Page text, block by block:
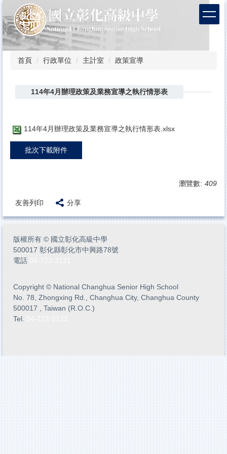
到
主
要
內
首頁 行政單位 主計室 政策宣導
114年4月辦理政策及業務宣導之執行情形表
114年4月辦理政策及業務宣導之執行情形表.xlsx
批次下載附件
瀏覽數: 409
友善列印 分享
版權所有 © 國立彰化高級中學
500017 彰化縣彰化市中興路78號
電話
Copyright © National Changhua Senior High School
No. 78, Zhongxing Rd., Changhua City, Changhua County
500017 , Taiwan (R.O.C.)
Tel.